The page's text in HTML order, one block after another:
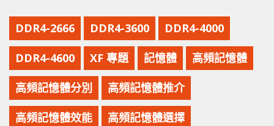
DDR4-2666 DDR4-3600 DDR4-4000
DDR4-4600 XF 專題 記憶體 高頻記憶體
高頻記憶體分別 高頻記憶體推介
高頻記憶體效能 高頻記憶體選擇